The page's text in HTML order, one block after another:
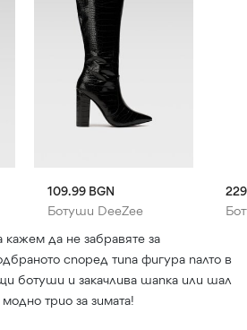
Ботуши DeeZee
109.99 BGN
да не забравяте за
според типа фигура палто в
ботуши и закачлива шапка или шал
трио за зимата!